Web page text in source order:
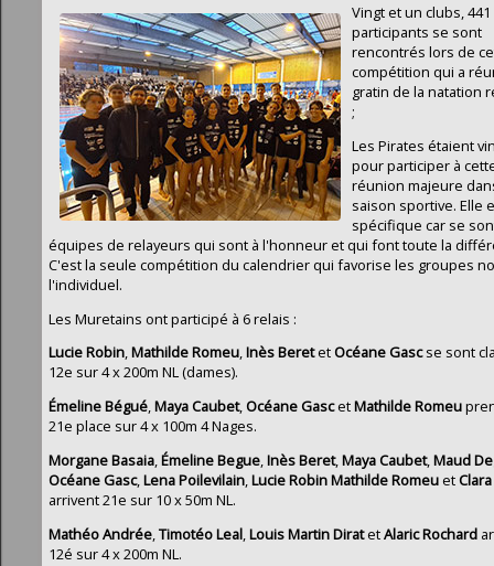
Vingt et un clubs, 441
participants se sont
rencontrés lors de
compétition qui a
gratin de la natation
;
Les Pirates étaient
pour participer à
réunion majeure
saison sportive. Elle
spécifique car se
équipes de relayeurs qui sont à l'honneur et qui font toute la
C'est la seule compétition du calendrier qui favorise les groupes
l'individuel.
Les Muretains ont participé à 6 relais :
Lucie Robin,Mathilde Romeu,Inès Beretet Océane Gascse sont
12e sur 4 x 200m NL (dames).
Émeline Bégué,Maya Caubet, Océane GascetMathilde Romeu
21e place sur 4 x 100m 4 Nages.
Morgane Basaia,Émeline Begue,Inès Beret,Maya Caubet,Maud
Océane Gasc,Lena Poilevilain,Lucie RobinMathilde Romeuet
arrivent 21e sur 10 x 50m NL.
Mathéo Andrée,Timotéo Leal,Louis Martin DiratetAlaric Rochard
12é sur 4 x 200m NL.